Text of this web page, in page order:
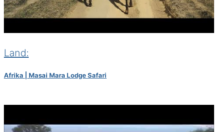
Land:
Afrika | Masai Mara Lodge Safari